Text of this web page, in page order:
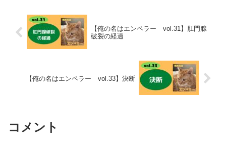
【俺の名はエンペラー vol.31】肛門腺
破裂の経過
【俺の名はエンペラー vol.33】決断
コメント